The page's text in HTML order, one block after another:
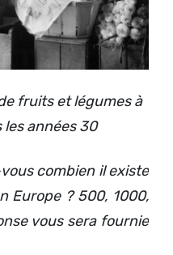
fruits et légumes à
années 30
combien il existe
Europe ? 500, 1000,
vous sera fournie